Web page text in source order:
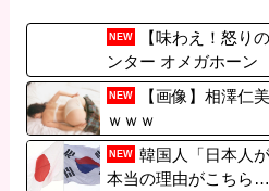
NEW
【味わえ！怒り
ンター オメガホー
NEW
【画像】相澤仁
ｗｗｗ
NEW 韓国人「日本人
本当の理由がこちら